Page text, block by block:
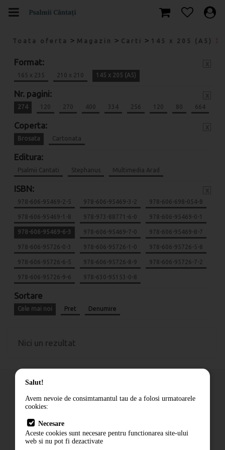
Toata oferta > Magazin > Carti > 145 x 205 (A5)
Format:
165 x 235 210 x 210 145 x 205 (A5)
Nr. pagini:
274 120 270 400 334 256 120 80 664
Coperta:
Brosata Cartonata
Editura:
Psalmii Cantati Stephanus Multimedia Arad
ISBN:
978-606-95469-2-5 978-606-95469-3-2 978-606-698-054-8
978-606-95469-1-8 978-973-88771-6-0 978-606-95469-0-1
978-606-95469-6-3 978-606-95469-7-0 978-606-95469-8-7
978-606-95726-0-3 978-606-95726-1-0 978-606-95726-5-8
978-606-95726-6-5 978-606-95726-8-9 978-606-95726-7-2
978-606-95726-9-6 978-630-95153-0-8
Sortare
Cele mai noi Pret Denumire
Nici un rezultat
Cum comand
Livrare
Contact
Salut!
Avem nevoie de consimtamantul tau de a folosi urmatoarele
cookies:
Necesare
Aceste cookies sunt necesare pentru functionarea site-ului
web si nu pot fi dezactivate